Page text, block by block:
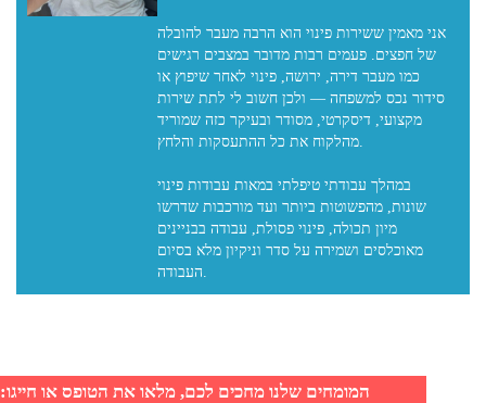
אני מאמין ששירות פינוי הוא הרבה מעבר להובלה
של חפצים. פעמים רבות מדובר במצבים רגישים
כמו מעבר דירה, ירושה, פינוי לאחר שיפוץ או
סידור נכס למשפחה — ולכן חשוב לי לתת שירות
מקצועי, דיסקרטי, מסודר ובעיקר כזה שמוריד
מהלקוח את כל ההתעסקות והלחץ.
במהלך עבודתי טיפלתי במאות עבודות פינוי
שונות, מהפשוטות ביותר ועד מורכבות שדרשו
מיון תכולה, פינוי פסולת, עבודה בבניינים
מאוכלסים ושמירה על סדר וניקיון מלא בסיום
המומחים שלנו מחכים לכם, מלאו את הטופס או חייגו: